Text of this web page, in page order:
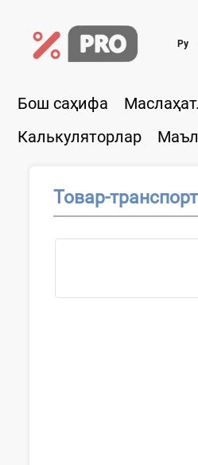
Ру
Бош саҳифа
Калькуляторлар
Товар-